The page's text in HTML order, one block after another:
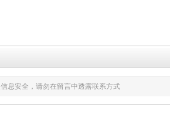
息安全，请勿在留言中透露联系方式